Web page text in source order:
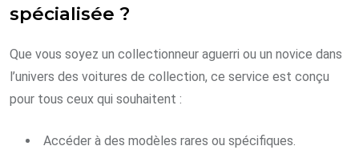
spécialisée ?
Que vous soyez un collectionneur aguerri ou un novice dans
l’univers des voitures de collection, ce service est conçu
pour tous ceux qui souhaitent :
Accéder à des modèles rares ou spécifiques.